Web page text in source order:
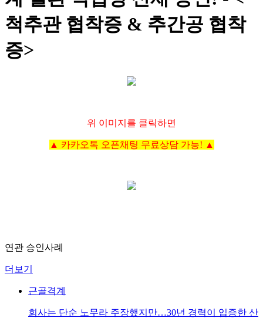
척추관 협착증 & 추간공 협착
증>
위 이미지를 클릭하면
▲ 카카오톡 오픈채팅 무료상담 가능! ▲
연관 승인사례
더보기
근골격계
회사는 단순 노무라 주장했지만…30년 경력이 입증한 산